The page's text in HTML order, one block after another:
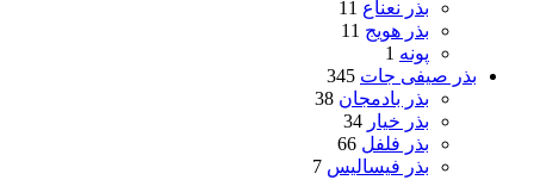
بذر نعناع 11
بذر هویج 11
پونه 1
بذر صیفی جات 345
بذر بادمجان 38
بذر خیار 34
بذر فلفل 66
بذر فیسالیس 7